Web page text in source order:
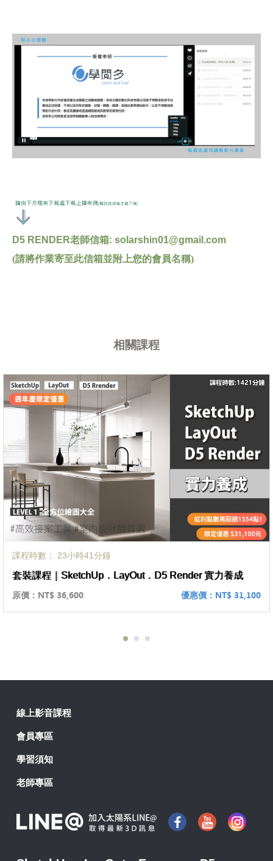
D5 RENDER老師信箱: solarshin01@gmail.com
(請將作業寄至此信箱並附上您的會員名稱)
相關課程
課程時數： 23小時41分鐘
套裝課程｜SketchUp．LayOut．D5 Render 實力養成
原價： NT$ 36,600 優惠價： NT$ 31,100
線上影音課程
會員專區
學習須知
老師專區